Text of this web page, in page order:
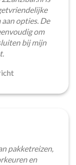
opties. De
om
bij mijn
pakketreizen,
en